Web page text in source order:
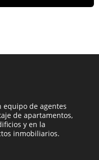
equipo de agentes
de apartamentos,
y en la
inmobiliarios.